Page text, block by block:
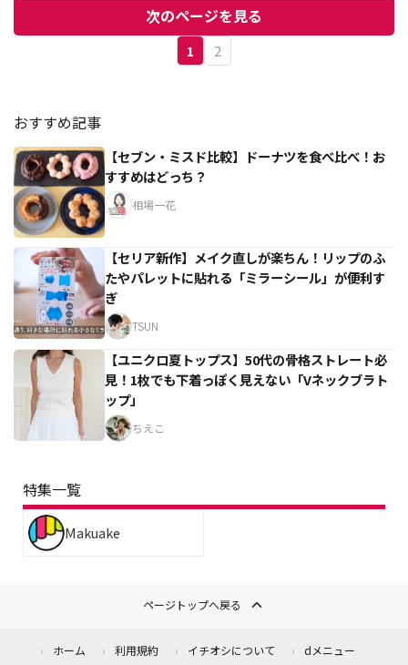
次のページを見る
1 2
おすすめ記事
【セブン・ミスド比較】ドーナツを食べ比べ！お
すすめはどっち？
相場一花
【セリア新作】メイク直しが楽ちん！リップのふ
たやパレットに貼れる「ミラーシール」が便利す
ぎ
TSUN
【ユニクロ夏トップス】50代の骨格ストレート必
見！1枚でも下着っぽく見えない「Vネックブラト
ップ」
ちえこ
特集一覧
Makuake
ページトップへ戻る
ホーム 利用規約 イチオシについて dメニュー